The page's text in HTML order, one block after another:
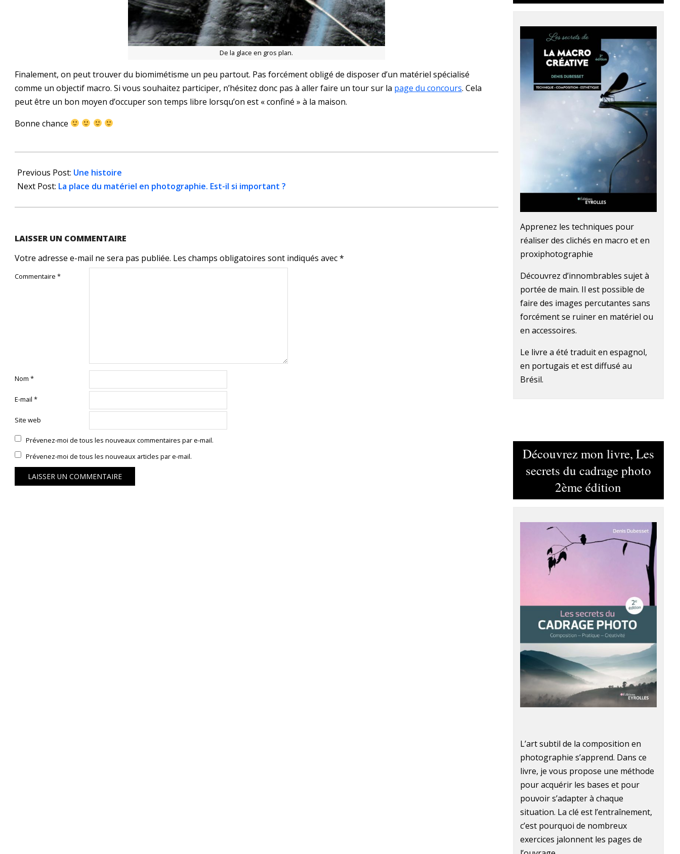
De la glace en gros plan.
Finalement, on peut trouver du biomimétisme un peu partout. Pas forcément obligé de disposer d’un matériel spécialisé
comme un objectif macro. Si vous souhaitez participer, n’hésitez donc pas à aller faire un tour sur la page du concours. Cela
peut être un bon moyen d’occuper son temps libre lorsqu’on est « confiné » à la maison.
Bonne chance
03-
17
Previous Post: Une histoire
Next Post: La place du matériel en photographie. Est-il si important ?
LAISSER UN COMMENTAIRE
Votre adresse e-mail ne sera pas publiée. Les champs obligatoires sont indiqués avec*
Commentaire *
Nom *
E-mail *
Site web
Prévenez-moi de tous les nouveaux commentaires par e-mail.
Prévenez-moi de tous les nouveaux articles par e-mail.
Apprenez les techniques pour
réaliser des clichés en macro et en
proxiphotographie
Découvrez d’innombrables sujet à
portée de main. Il est possible de
faire des images percutantes sans
forcément se ruiner en matériel ou
en accessoires.
Le livre a été traduit en espagnol,
en portugais et est diffusé au
Brésil.
Découvrez mon livre, Les
secrets du cadrage photo
2ème édition
L’art subtil de la composition en
photographie s’apprend. Dans ce
livre, je vous propose une méthode
pour acquérir les bases et pour
pouvoir s’adapter à chaque
situation. La clé est l’entraînement,
c’est pourquoi de nombreux
exercices jalonnent les pages de
Abonnez-vous à la newsletter